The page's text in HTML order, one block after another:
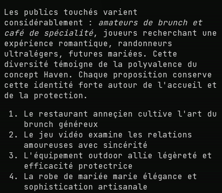
Les publics touchés varient
considérablement : amateurs de brunch et
café de spécialité, joueurs recherchant une
expérience romantique, randonneurs
ultralégers, futures mariées. Cette
diversité témoigne de la polyvalence du
concept Haven. Chaque proposition conserve
cette identité forte autour de l'accueil et
de la protection.
Le restaurant anneçien cultive l'art du
brunch généreux
Le jeu vidéo examine les relations
amoureuses avec sincérité
L'équipement outdoor allie légèreté et
efficacité protectrice
La robe de mariée marie élégance et
sophistication artisanale